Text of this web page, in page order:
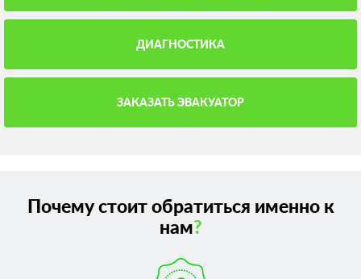
ДИАГНОСТИКА
ЗАКАЗАТЬ ЭВАКУАТОР
Почему стоит обратиться именно к
нам?